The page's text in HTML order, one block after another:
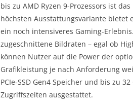
bis zu AMD Ryzen 9-Prozessors ist
höchsten Ausstattungsvariante bietet
ein noch intensiveres Gaming-
zugeschnittene Bildraten – egal ob
können Nutzer auf die Power der
Grafikleistung je nach Anforderung
PCIe‑SSD Gen4 Speicher und bis zu
Zugriffszeiten ausgestattet.